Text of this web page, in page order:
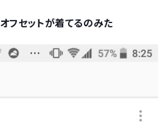
フセットが着てるのみた